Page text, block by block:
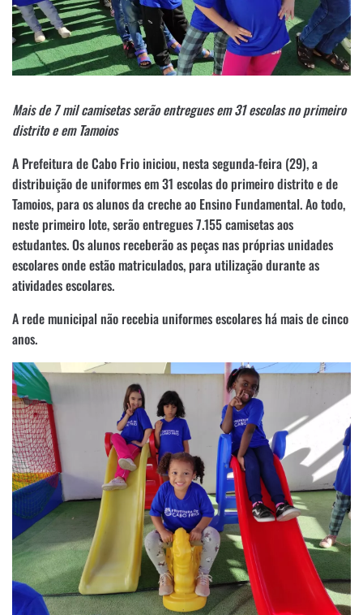
Mais de 7 mil camisetas serão entregues em 31 escolas no primeiro
distrito e em Tamoios
A Prefeitura de Cabo Frio iniciou, nesta segunda-feira (29), a
distribuição de uniformes em 31 escolas do primeiro distrito e de
Tamoios, para os alunos da creche ao Ensino Fundamental. Ao todo,
neste primeiro lote, serão entregues 7.155 camisetas aos
estudantes. Os alunos receberão as peças nas próprias unidades
escolares onde estão matriculados, para utilização durante as
atividades escolares.
A rede municipal não recebia uniformes escolares há mais de cinco
anos.